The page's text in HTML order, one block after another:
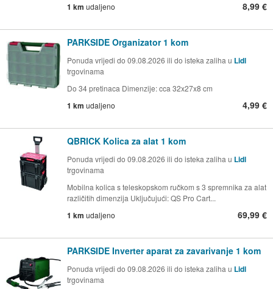
1 km udaljeno 8,99 €
PARKSIDE Organizator 1 kom
Ponuda vrijedi do 09.08.2026 ili do isteka zaliha u Lidl
trgovinama
Do 34 pretinaca Dimenzije: cca 32x27x8 cm
1 km udaljeno 4,99 €
QBRICK Kolica za alat 1 kom
Ponuda vrijedi do 09.08.2026 ili do isteka zaliha u Lidl
trgovinama
Mobilna kolica s teleskopskom ručkom s 3 spremnika za alat
različitih dimenzija Uključujući: QS Pro Cart...
1 km udaljeno 69,99 €
PARKSIDE Inverter aparat za zavarivanje 1 kom
Ponuda vrijedi do 09.08.2026 ili do isteka zaliha u Lidl
trgovinama